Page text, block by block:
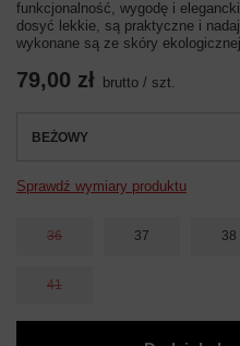
funkcjonalność, wygodę i
dosyć lekkie, są praktyczne i
wykonane są ze skóry
79,00 zł brutto / szt.
BEŻOWY
Sprawdź wymiary produktu
36 37 38
41